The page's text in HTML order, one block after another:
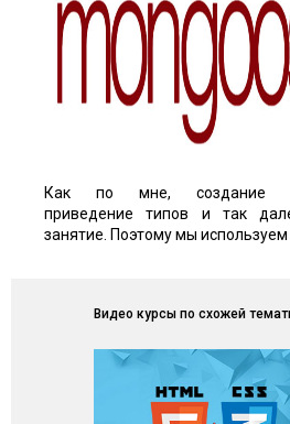
Как по мне, создание
приведение типов и так
занятие. Поэтому мы
Видео курсы по схожей